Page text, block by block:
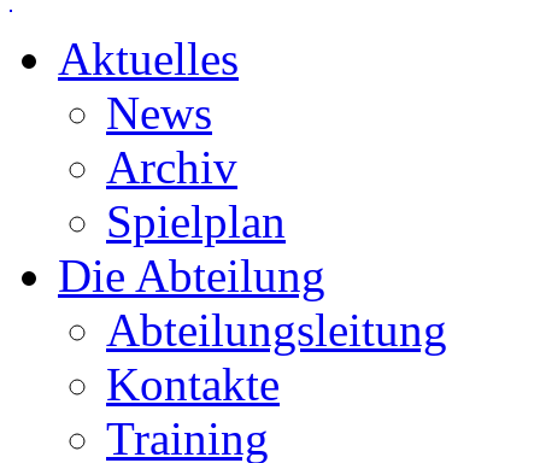
Aktuelles
News
Archiv
Spielplan
Die Abteilung
Abteilungsleitung
Kontakte
Training